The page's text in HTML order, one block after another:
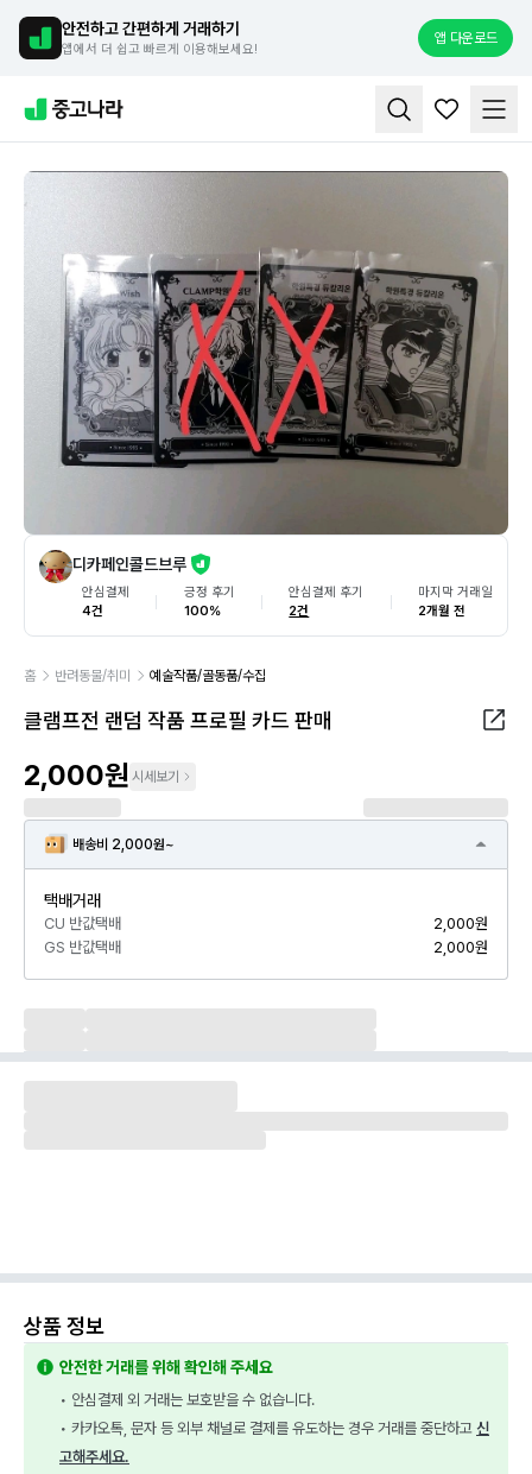
안전하고 간편하게 거래하기
앱에서 더 쉽고 빠르게 이용해보세요!
앱 다운로드
디카페인콜드브루
안심결제
4건
긍정 후기
100%
안심결제 후기
2건
마지막 거래일
2개월 전
홈 반려동물/취미 예술작품/골동품/수집
클램프전 랜덤 작품 프로필 카드 판매
2,000원 시세보기
배송비 2,000원~
택배거래
CU 반값택배
2,000원
GS 반값택배
2,000원
상품 정보
안전한 거래를 위해 확인해 주세요
• 안심결제 외 거래는 보호받을 수 없습니다.
• 카카오톡, 문자 등 외부 채널로 결제를 유도하는 경우 거래를 중단하고 신
고해주세요.